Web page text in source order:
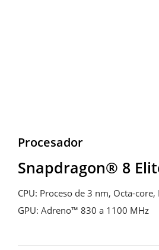
Procesador
Snapdragon® 8
CPU: Proceso de 3 nm, Octa-
GPU: Adreno™ 830 a 1100 MHz